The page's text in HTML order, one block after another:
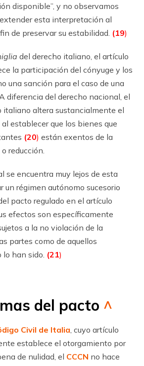
disponible”, y no observamos
esta interpretación al
de preservar su estabilidad. (19)
del derecho italiano, el ar­tícu­lo
la participación del cónyuge y los
una sanción para el caso de una
diferencia del derecho nacional, el
italiano altera sustancialmente el
establecer que los bienes que
(20) están exentos de la
reducción.
se encuentra muy lejos de esta
un régimen autónomo sucesorio
pacto regulado en el ar­tícu­lo
efectos son específicamente
a la no violación de la
partes como de aquellos
lo han sido. (21)
del pacto ^
Civil de Italia, cuyo ar­tícu­lo
establece el otorgamiento por
de nulidad, el CCCN no hace